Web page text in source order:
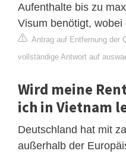
Aufenthalte bis zu
Visum benötigt, wobei
Antrag auf Entfernung der
vollständige Antwort auf
Wird meine
ich in Vietnam
Deutschland hat mit
außerhalb der